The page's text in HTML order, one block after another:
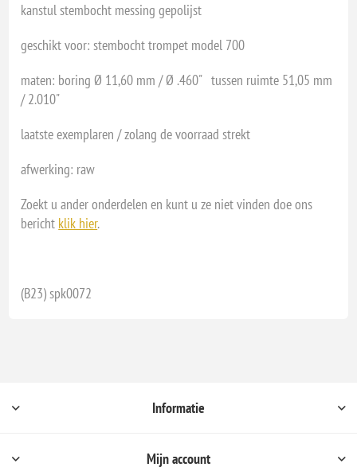
kanstul stembocht messing gepolijst
geschikt voor: stembocht trompet model 700
maten: boring Ø 11,60 mm / Ø .460" tussen ruimte 51,05 mm
/ 2.010"
laatste exemplaren / zolang de voorraad strekt
afwerking: raw
Zoekt u ander onderdelen en kunt u ze niet vinden doe ons
bericht klik hier.
(B23) spk0072
Informatie
Mijn account